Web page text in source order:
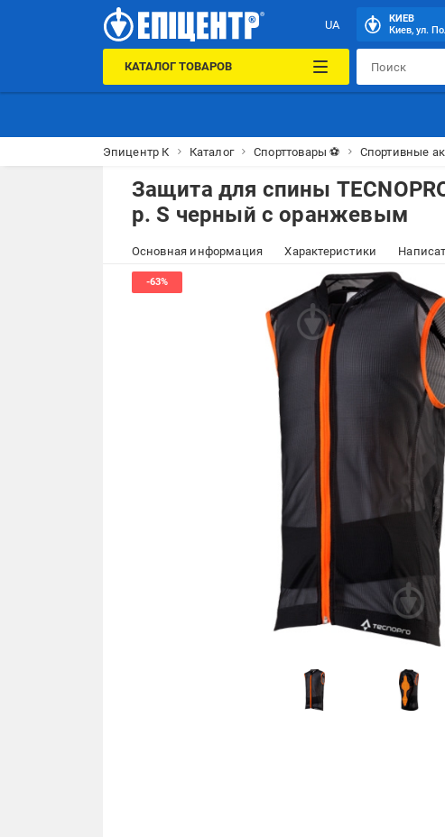
UA
КИЕВ
Киев, ул.
КАТАЛОГ ТОВАРОВ
Эпицентр К Каталог Спорттовары ⚽ Спортивные
Защита для спины
р. S черный с оранжевым
Основная информация Характеристики